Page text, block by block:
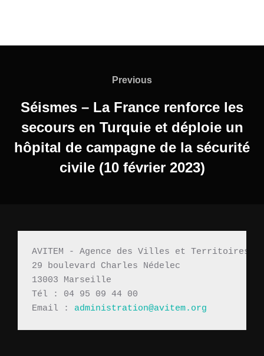
Previous
Séismes – La France renforce les
secours en Turquie et déploie un
hôpital de campagne de la sécurité
civile (10 février 2023)
AVITEM - Agence des Villes et Territoires
29 boulevard Charles Nédelec
13003 Marseille
Tél : 04 95 09 44 00
Email : administration@avitem.org